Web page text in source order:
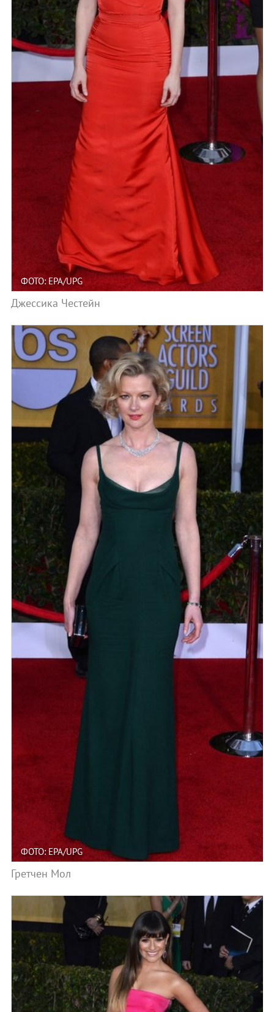
ФОТО: EPA/UPG
Джессика Честейн
ФОТО: EPA/UPG
Гретчен Мол